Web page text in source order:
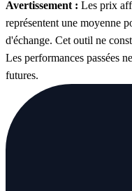
Avertissement : Les prix
représentent une moyenne
d'échange. Cet outil ne
Les performances passées
futures.